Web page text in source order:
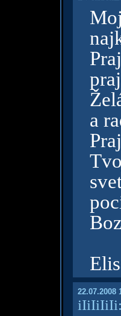
a
22.07.2008
iIiIiIiIi: